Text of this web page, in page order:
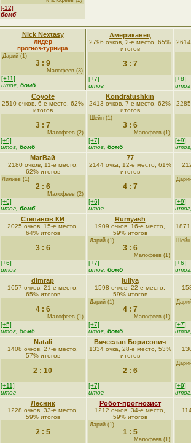
[-12]
бомб
Nick Nextasy
лидер
прогноз-турнира
Дарий (1)
3 : 9
Малофеев (3)
[+11]
итог, бомб
Американец
2796 очков, 2-е место, 65%
итогов
3 : 7
[+7]
итог
[+8]
итог
Coyote
2510 очков, 6-е место, 62%
итогов
3 : 7
Малофеев (2)
[+9]
итог, бомб
Kondratushkin
2413 очков, 7-е место, 62%
итогов
Шейн (1)
3 : 6
Малофеев (1)
[+7]
итог, бомб
[+9]
МагВай
2180 очков, 11-е место,
62% итогов
Лилиев (1)
2 : 6
Малофеев (2)
[+6]
итог, бомб
77
2144 очка, 12-е место, 61%
итогов
4 : 7
[+6]
итог
[+9]
Степанов КИ
2025 очков, 15-е место,
64% итогов
3 : 6
[+6]
итог
Rumyash
1909 очков, 16-е место,
59% итогов
Дарий (1)
3 : 6
Малофеев (1)
[+7]
итог, бомб
Шейн
[+6]
dimrap
1657 очков, 21-е место,
65% итогов
4 : 6
Малофеев (1)
[+5]
итог, бомб
juliya
1598 очков, 22-е место,
59% итогов
Дарий (1)
4 : 7
Малофеев (1)
[+7]
итог, бомб
[+7]
Natali
1408 очков, 27-е место,
57% итогов
2 : 10
[+11]
итог
Вячеслав Борисович
1334 очка, 28-е место, 53%
итогов
2 : 6
[+7]
итог
[+9]
Лесник
1228 очков, 33-е место,
59% итогов
2 : 5
Робот-прогнозист
1212 очков, 34-е место,
59% итогов
Дарий (1)
1 : 5
Малофеев (1)